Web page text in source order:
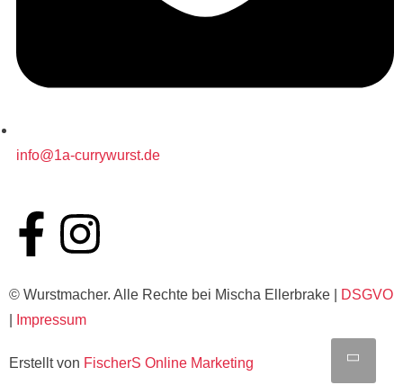
info@1a-currywurst.de
© Wurstmacher. Alle Rechte bei Mischa Ellerbrake |
DSGVO
Impressum
Erstellt von FischerS Online Marketing